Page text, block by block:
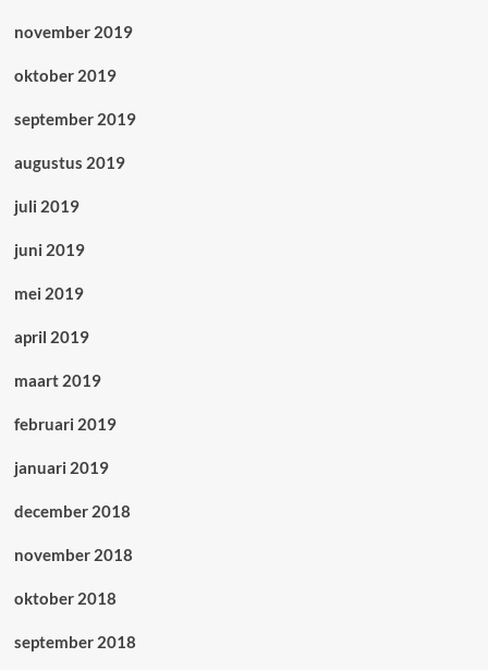
november 2019
oktober 2019
september 2019
augustus 2019
juli 2019
juni 2019
mei 2019
april 2019
maart 2019
februari 2019
januari 2019
december 2018
november 2018
oktober 2018
september 2018